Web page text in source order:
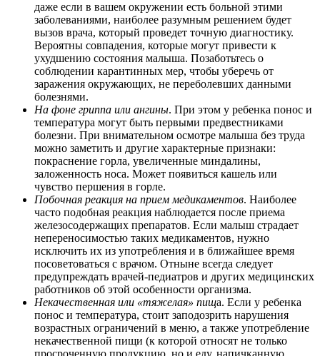
даже если в вашем окружении есть больной этими
заболеваниями, наиболее разумным решением будет
вызов врача, который проведет точную диагностику.
Вероятны совпадения, которые могут привести к
ухудшению состояния малыша. Позаботьтесь о
соблюдении карантинных мер, чтобы уберечь от
заражения окружающих, не переболевших данными
болезнями.
На фоне гриппа или ангины. При этом у ребенка понос и
температура могут быть первыми предвестниками
болезни. При внимательном осмотре малыша без труда
можно заметить и другие характерные признаки:
покраснение горла, увеличенные миндалины,
заложенность носа. Может появиться кашель или
чувство першения в горле.
Побочная реакция на прием медикаментов. Наиболее
часто подобная реакция наблюдается после приема
железосодержащих препаратов. Если малыш страдает
непереносимостью таких медикаментов, нужно
исключить их из употребления и в ближайшее время
посоветоваться с врачом. Отныне всегда следует
предупреждать врачей-педиатров и других медицинских
работников об этой особенности организма.
Некачественная или «тяжелая» пища. Если у ребенка
понос и температура, стоит заподозрить нарушения
возрастных ограничений в меню, а также употребление
некачественной пищи (к которой относят не только
просроченную продукцию, но и еду, напичканную